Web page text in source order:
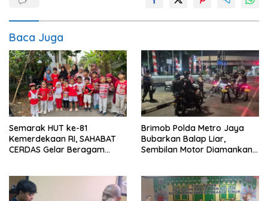
Baca Juga
Semarak HUT ke-81
Kemerdekaan RI, SAHABAT
CERDAS Gelar Beragam
Brimob Polda Metro Jaya
Bubarkan Balap Liar,
Sembilan Motor Diamankan